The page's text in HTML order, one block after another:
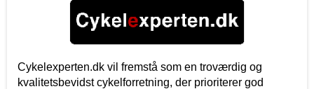
Cykelexperten.dk vil fremstå som en troværdig og
kvalitetsbevidst cykelforretning, der prioriterer god